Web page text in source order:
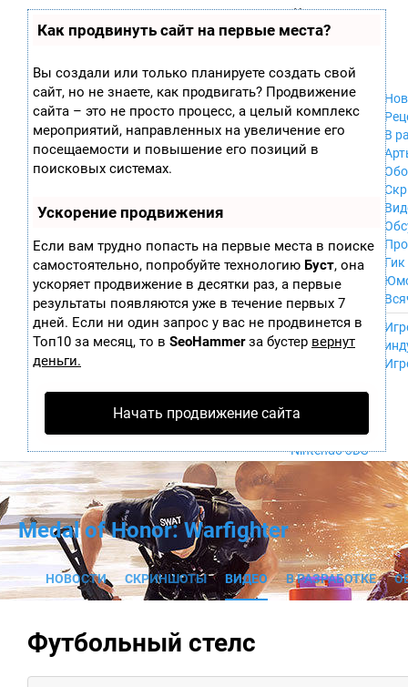
Как продвинуть сайт на первые места?
Вы создали или только планируете создать свой
сайт, но не знаете, как продвигать? Продвижение
сайта – это не просто процесс, а целый комплекс
мероприятий, направленных на увеличение его
посещаемости и повышение его позиций в
поисковых системах.
Ускорение продвижения
Если вам трудно попасть на первые места в поиске
самостоятельно, попробуйте технологию Буст, она
ускоряет продвижение в десятки раз, а первые
результаты появляются уже в течение первых 7
дней. Если ни один запрос у вас не продвинется в
Топ10 за месяц, то в SeoHammerза бустер вернут
деньги.
Начать продвижение сайта
играх
П
ла
ф
ор
м
ы
Xbox 360
Xbox
GameCube
PS2
PS3
Android
iPhone, iPod,
iPad
MacOS
Sega Mega Drive
NES
Wii U
PS4
Xbox One
Nintendo 3DS
В
Гик
Medal of Honor: Warfighter
НОВОСТИ СКРИНШОТЫ ВИДЕО В РАЗРАБОТКЕ
Футбольный стелс